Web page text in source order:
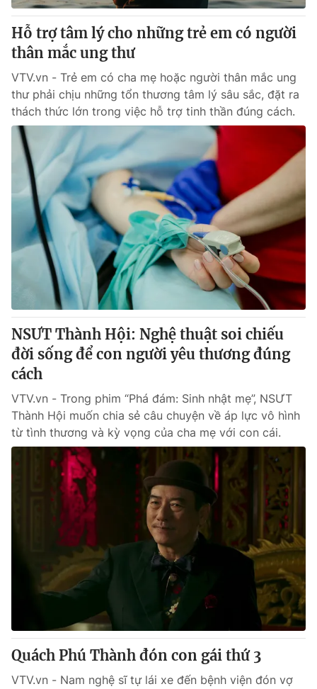
Hỗ trợ tâm lý cho những trẻ em có người
thân mắc ung thư
VTV.vn - Trẻ em có cha mẹ hoặc người thân mắc ung
thư phải chịu những tổn thương tâm lý sâu sắc, đặt ra
thách thức lớn trong việc hỗ trợ tinh thần đúng cách.
NSƯT Thành Hội: Nghệ thuật soi chiếu
đời sống để con người yêu thương đúng
cách
VTV.vn - Trong phim “Phá đám: Sinh nhật mẹ”, NSƯT
Thành Hội muốn chia sẻ câu chuyện về áp lực vô hình
từ tình thương và kỳ vọng của cha mẹ với con cái.
Quách Phú Thành đón con gái thứ 3
VTV.vn - Nam nghệ sĩ tự lái xe đến bệnh viện đón vợ